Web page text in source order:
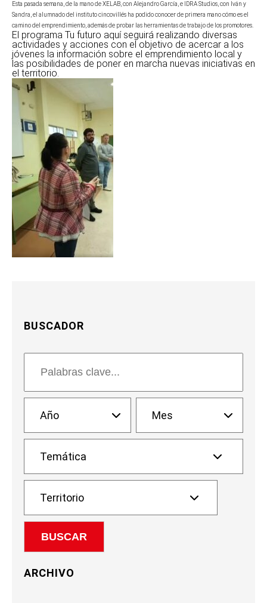
Esta pasada semana, de la mano de XELAB, con Alejandro García, e IDRA Studios, con Iván y
Sandra, el alumnado del instituto cincovillés ha podido conocer de primera mano cómo es el
camino del emprendimiento, además de probar las herramientas de trabajo de los promotores.
El programa Tu futuro aquí seguirá realizando diversas
actividades y acciones con el objetivo de acercar a los
jóvenes la información sobre el emprendimiento local y
las posibilidades de poner en marcha nuevas iniciativas en
el territorio.
BUSCADOR
ARCHIVO